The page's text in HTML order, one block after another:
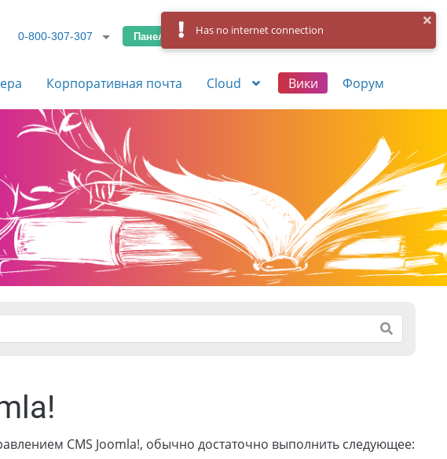
0-800-307-307 Панель управления Вход Регистрация
Корпоративная почта Cloud Вики Форум
CMS Joomla!, обычно достаточно выполнить следующее:
Has no internet connection